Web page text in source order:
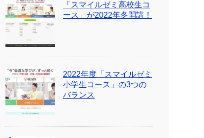
「スマイルゼミ高校生コ
ース」が2022年冬開講！
2022年度「スマイルゼミ
小学生コース」の3つの
バランス